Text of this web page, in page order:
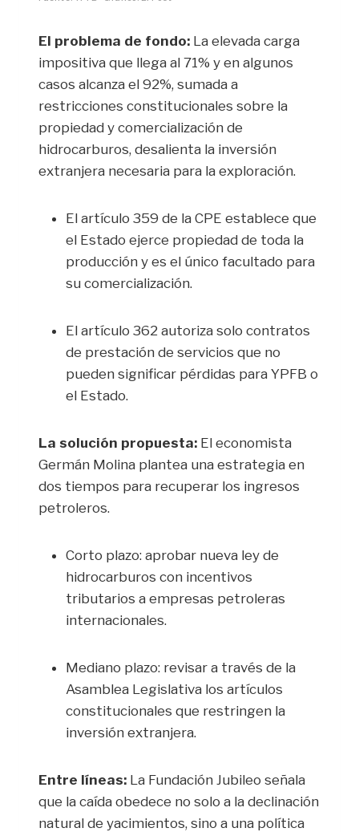
El problema de fondo: La elevada carga
impositiva que llega al 71% y en algunos
casos alcanza el 92%, sumada a
restricciones constitucionales sobre la
propiedad y comercialización de
hidrocarburos, desalienta la inversión
extranjera necesaria para la exploración.
El artículo 359 de la CPE establece que
el Estado ejerce propiedad de toda la
producción y es el único facultado para
su comercialización.
El artículo 362 autoriza solo contratos
de prestación de servicios que no
pueden significar pérdidas para YPFB o
el Estado.
La solución propuesta: El economista
Germán Molina plantea una estrategia en
dos tiempos para recuperar los ingresos
petroleros.
Corto plazo: aprobar nueva ley de
hidrocarburos con incentivos
tributarios a empresas petroleras
internacionales.
Mediano plazo: revisar a través de la
Asamblea Legislativa los artículos
constitucionales que restringen la
inversión extranjera.
Entre líneas: La Fundación Jubileo señala
que la caída obedece no solo a la declinación
natural de yacimientos, sino a una política